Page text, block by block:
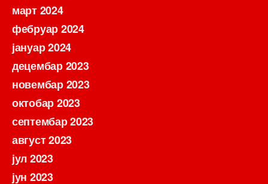
март 2024
фебруар 2024
јануар 2024
децембар 2023
новембар 2023
октобар 2023
септембар 2023
август 2023
јул 2023
јун 2023